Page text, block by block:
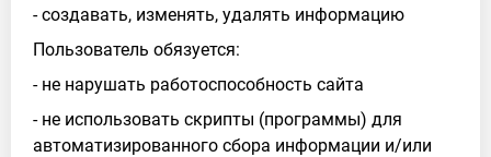
- создавать, изменять, удалять информацию
Пользователь обязуется:
- не нарушать работоспособность сайта
- не использовать скрипты (программы) для
автоматизированного сбора информации и/или